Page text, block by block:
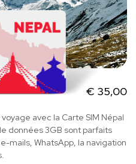
€ 35,00
avec la Carte SIM Népal
données 3GB sont parfaits
mails, WhatsApp, la navigation